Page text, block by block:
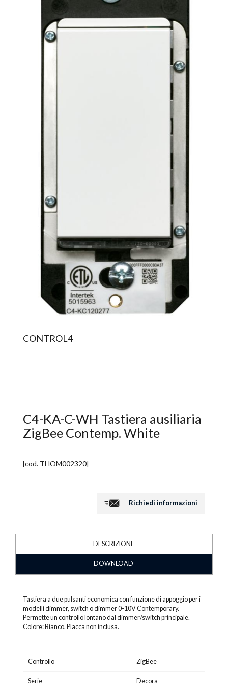
CONTROL4
C4-KA-C-WH Tastiera ausiliaria
ZigBee Contemp. White
[cod. THOM002320]
Richiedi informazioni
DESCRIZIONE
DOWNLOAD
Tastiera a due pulsanti economica con funzione di appoggio per i
modelli dimmer, switch o dimmer 0-10V Contemporary.
Permette un controllo lontano dal dimmer/switch principale.
Colore: Bianco. Placca non inclusa.
Controllo ZigBee
Serie Decora